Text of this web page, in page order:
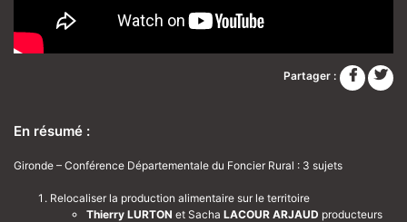
Partager :
En résumé :
Gironde – Conférence Départementale du Foncier Rural : 3 sujets
Relocaliser la production alimentaire sur le territoire
Thierry LURTON et Sacha LACOUR ARJAUD producteurs